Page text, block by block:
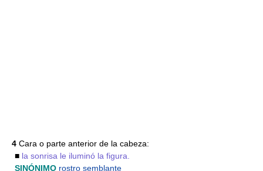
4 Cara o parte anterior de la cabeza:
■ la sonrisa le iluminó la figura.
SINÓNIMO rostro semblante